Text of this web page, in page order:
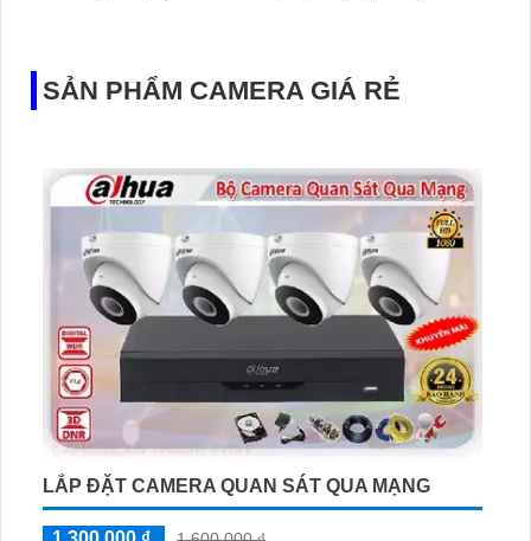
SẢN PHẨM CAMERA GIÁ RẺ
LẮP ĐẶT CAMERA QUAN SÁT QUA MẠNG